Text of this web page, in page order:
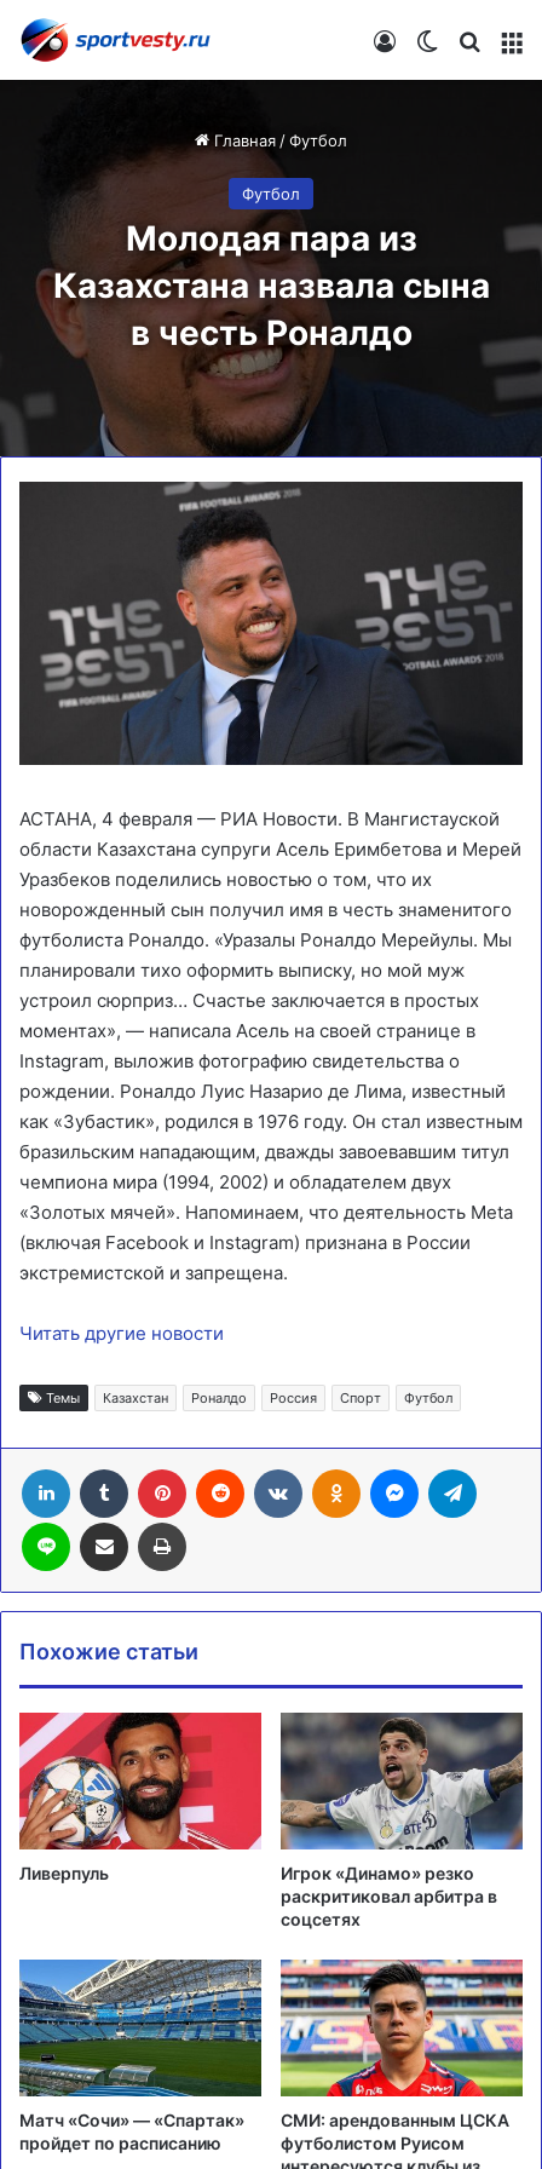
Switch skin
Войти
Главная /Футбол
Футбол
Молодая пара из
Казахстана назвала сына
в честь Роналдо
АСТАНА, 4 февраля — РИА Новости. В Мангистауской
области Казахстана супруги Асель Еримбетова и Мерей
Уразбеков поделились новостью о том, что их
новорожденный сын получил имя в честь знаменитого
футболиста Роналдо. «Уразалы Роналдо Мерейулы. Мы
планировали тихо оформить выписку, но мой муж
устроил сюрприз… Счастье заключается в простых
моментах», — написала Асель на своей странице в
Instagram, выложив фотографию свидетельства о
рождении. Роналдо Луис Назарио де Лима, известный
как «Зубастик», родился в 1976 году. Он стал известным
бразильским нападающим, дважды завоевавшим титул
чемпиона мира (1994, 2002) и обладателем двух
«Золотых мячей». Напоминаем, что деятельность Meta
(включая Facebook и Instagram) признана в России
экстремистской и запрещена.
Читать другие новости
Темы Казахстан Роналдо Россия Спорт Футбол
LinkedIn Tumblr Pinterest Reddit ВконтактеОдноклассники
Messenger
Line Поделиться через электронную почту Печатать
Похожие статьи
Ливерпуль
Игрок «Динамо» резко
раскритиковал арбитра в
соцсетях
Матч «Сочи» — «Спартак»
пройдет по расписанию
СМИ: арендованным ЦСКА
футболистом Руисом